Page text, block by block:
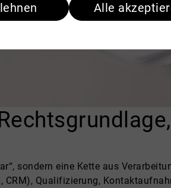
sondern eine Kette aus
CRM), Qualifizierung,
Alle